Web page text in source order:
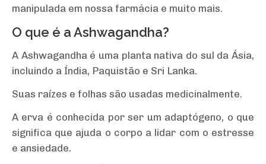
manipulada em nossa farmácia e muito mais.
O que é a Ashwagandha?
A Ashwagandha é uma planta nativa do sul da Ásia,
incluindo a Índia, Paquistão e Sri Lanka.
Suas raízes e folhas são usadas medicinalmente.
A erva é conhecida por ser um adaptógeno, o que
significa que ajuda o corpo a lidar com o estresse
e ansiedade.